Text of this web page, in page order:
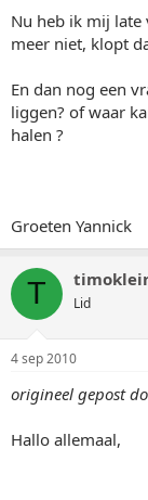
Nu heb ik mij
meer niet, klopt
En dan nog een
liggen? of waar
halen ?
Groeten Yannick
T Lid
4 sep 2010
origineel gepost
Hallo allemaal,